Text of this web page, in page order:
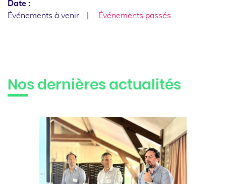
Date :
Événements à venir
Événements passés
Nos dernières actualités